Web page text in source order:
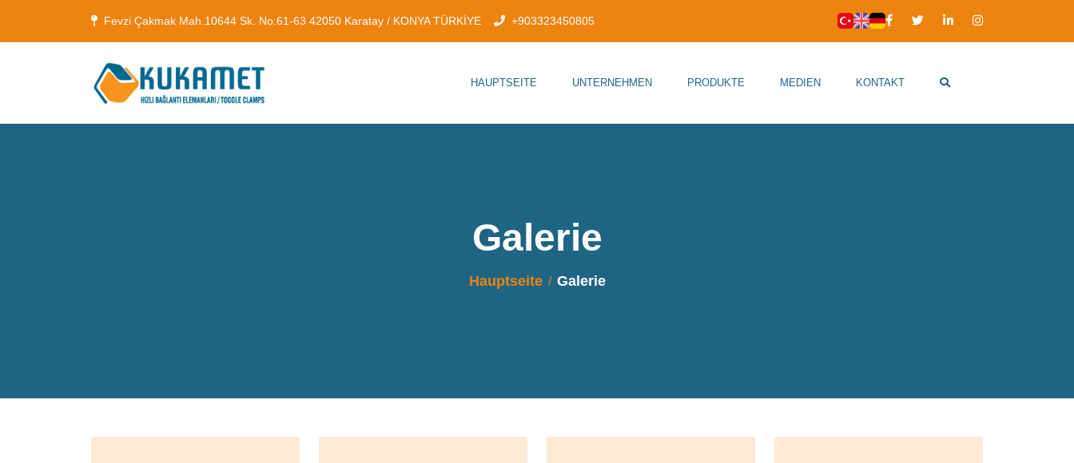
Fevzi Çakmak Mah.10644 Sk. No:61-63 42050 Karatay / KONYA TÜRKİYE +903323450805
HAUPTSEITE UNTERNEHMEN PRODUKTE MEDIEN KONTAKT
Galerie
Hauptseite Galerie